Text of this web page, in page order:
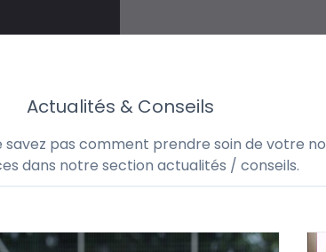
Actualités & Conseils
savez pas comment prendre soin de votre
dans notre section actualités / conseils.